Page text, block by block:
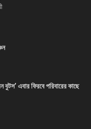
এবার ফিরবে পরিবারের কাছে